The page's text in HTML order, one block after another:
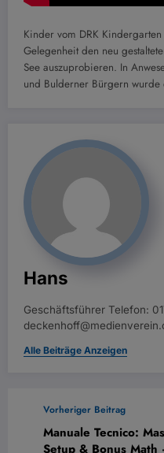
Kinder vom DRK
Gelegenheit den neu
See auszuprobieren. In
und Bulderner Bürgern wurde
Hans
Geschäftsführer Telefon:
Alle Beiträge Anzeigen
Vorheriger Beitrag
Manuale Tecnico:
Setup & Bonus